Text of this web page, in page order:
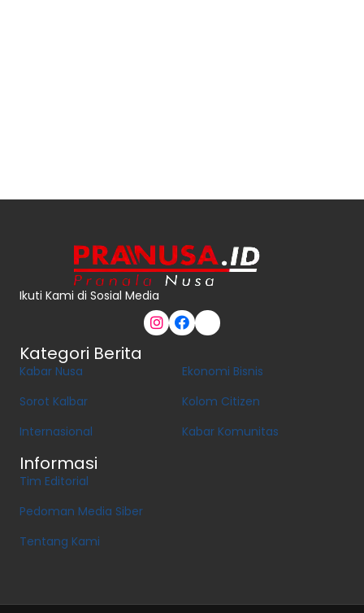
Ikuti Kami di Sosial Media
Kategori Berita
Kabar Nusa
Sorot Kalbar
Internasional
Ekonomi Bisnis
Kolom Citizen
Kabar Komunitas
Informasi
Tim Editorial
Pedoman Media Siber
Tentang Kami